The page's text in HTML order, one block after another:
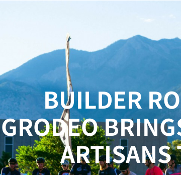
BUILDER
GRODEO
ARTISANS